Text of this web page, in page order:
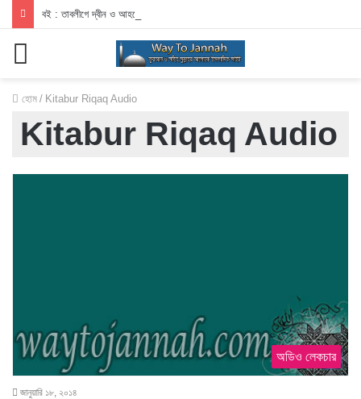
বই : তাবলীগে দ্বীন ও আহলেহাদীছ আন্দোলন
হোম / Kitabur Riqaq Audio
Kitabur Riqaq Audio
অডিও লেকচার
জানুয়ারি ১৮, ২০১৪